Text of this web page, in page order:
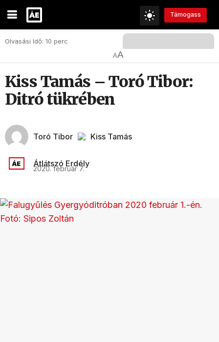
Támogass
Olvasási Idő: 10 perc
AA
Kiss Tamás – Toró Tibor:
Ditró tükrében
Toró Tibor Kiss Tamás
Átlátszó Erdély
2020. február 7.